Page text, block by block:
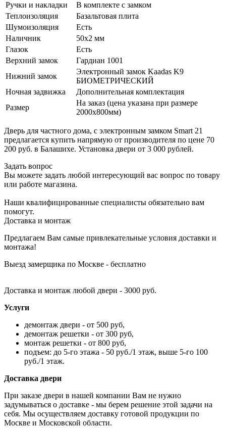
Ручки и накладки
В комплекте с замком
Теплоизоляция
Базальтовая плита
Шумоизоляция
Есть
Наличник
50х2 мм
Глазок
Есть
Верхний замок
Гардиан 1001
Нижний замок
Электронный замок Kaadas K9
БИОМЕТРИЧЕСКИЙ
Ночная задвижка
Дополнительная комплектация
Размер
На заказ (цена указана при размере
2000х800мм)
Дверь для частного дома, с электронным замком Smart 21
предлагается купить напрямую от производителя по цене 70
200 руб. в Балашихе. Установка двери от 3 000 рублей.
Задать вопрос
Вы можете задать любой интересующий вас вопрос по товару
или работе магазина.
Наши квалифицированные специалисты обязательно вам
помогут.
Доставка и монтаж
Предлагаем Вам самые привлекательные условия доставки и
монтажа!
Выезд замерщика по Москве - бесплатно
Доставка и монтаж любой двери - 3000 руб.
Услуги
демонтаж двери - от 500 руб,
демонтаж решетки - от 300 руб,
монтаж решетки - от 800 руб,
подъем: до 5-го этажа - 50 руб./1 этаж, выше 5-го 100
руб./1 этаж.
Доставка двери
При заказе двери в нашей компании Вам не нужно
задумываться о доставке - мы берем решение этой задачи на
себя. Мы осуществляем доставку готовой продукции по
Москве и Московской области.